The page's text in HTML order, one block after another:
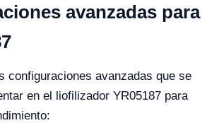
avanzadas para
configuraciones avanzadas que se
en el liofilizador YR05187 para